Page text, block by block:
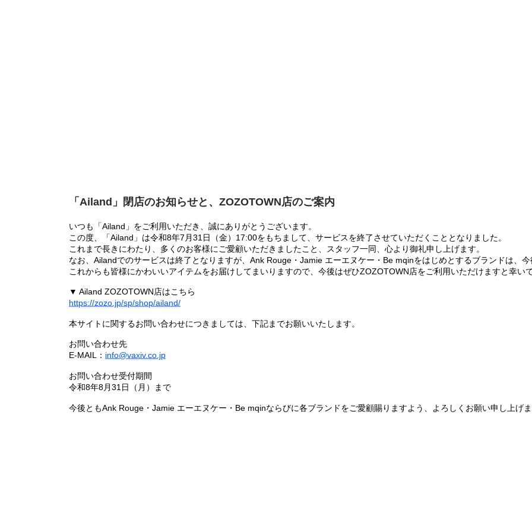
「Ailand」閉店のお知らせと、ZOZOTOWN店のご案内
いつも「Ailand」をご利用いただき、誠にありがとうございます。
この度、「Ailand」は令和8年7月31日（金）17:00をもちまして、サービスを終了させていただくこととなりました。
これまで長きにわたり、多くのお客様にご愛顧いただきましたこと、スタッフ一同、心より御礼申し上げます。
なお、Ailandでのサービスは終了となりますが、Ank Rouge・Jamie エーエヌケー・Be mqinをはじめとするブランドは、
これからも皆様にかわいいアイテムをお届けしてまいりますので、今後はぜひZOZOTOWN店をご利用いただけますと幸いで
▼ Ailand ZOZOTOWN店はこちら
https://zozo.jp/sp/shop/ailand/
本サイトに関するお問い合わせにつきましては、下記までお願いいたします。
お問い合わせ先
E-MAIL： info@vaxiv.co.jp
お問い合わせ受付期間
令和8年8月31日（月）まで
今後ともAnk Rouge・Jamie エーエヌケー・Be mqinならびに各ブランドをご愛顧賜りますよう、よろしくお願い申し上げま